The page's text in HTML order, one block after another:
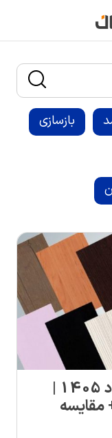
بازسازی
قیمت ورق ام دی اف در مرداد 1405 |
مقایسه